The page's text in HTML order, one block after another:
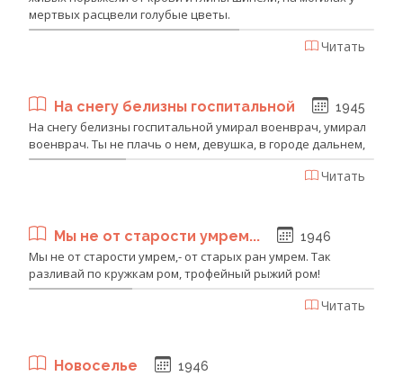
мертвых расцвели голубые цветы.
Читать
На снегу белизны госпитальной 1945
На снегу белизны госпитальной умирал военврач, умирал
военврач. Ты не плачь о нем, девушка, в городе дальнем,
Читать
Мы не от старости умрем... 1946
Мы не от старости умрем,- от старых ран умрем. Так
разливай по кружкам ром, трофейный рыжий ром!
Читать
Новоселье 1946